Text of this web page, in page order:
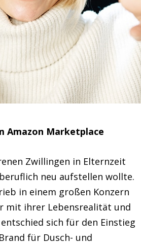
Amazon Marketplace
Zwillingen in Elternzeit
neu aufstellen wollte.
in einem großen Konzern
mit ihrer Lebensrealität und
sich für den Einstieg
für Dusch- und